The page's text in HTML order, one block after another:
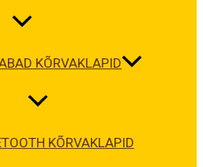
KÕRVAKLAPID
KÕRVAKLAPID